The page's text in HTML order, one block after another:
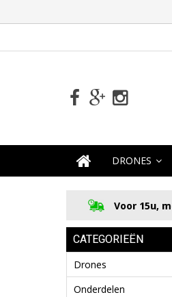
DRONES
Voor 15u,
CATEGORIEËN
Drones
Onderdelen